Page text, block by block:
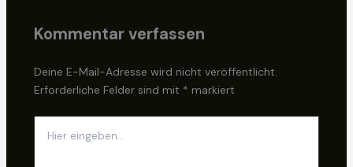
Kommentar verfassen
Deine E-Mail-Adresse wird nicht veröffentlicht.
Erforderliche Felder sind mit * markiert
eingeben…